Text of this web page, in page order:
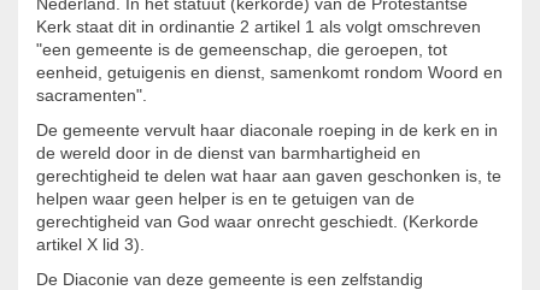
Nederland. In het statuut (kerkorde) van de Protestantse
Kerk staat dit in ordinantie 2 artikel 1 als volgt omschreven
"een gemeente is de gemeenschap, die geroepen, tot
eenheid, getuigenis en dienst, samenkomt rondom Woord en
sacramenten".
De gemeente vervult haar diaconale roeping in de kerk en in
de wereld door in de dienst van barmhartigheid en
gerechtigheid te delen wat haar aan gaven geschonken is, te
helpen waar geen helper is en te getuigen van de
gerechtigheid van God waar onrecht geschiedt. (Kerkorde
artikel X lid 3).
De Diaconie van deze gemeente is een zelfstandig